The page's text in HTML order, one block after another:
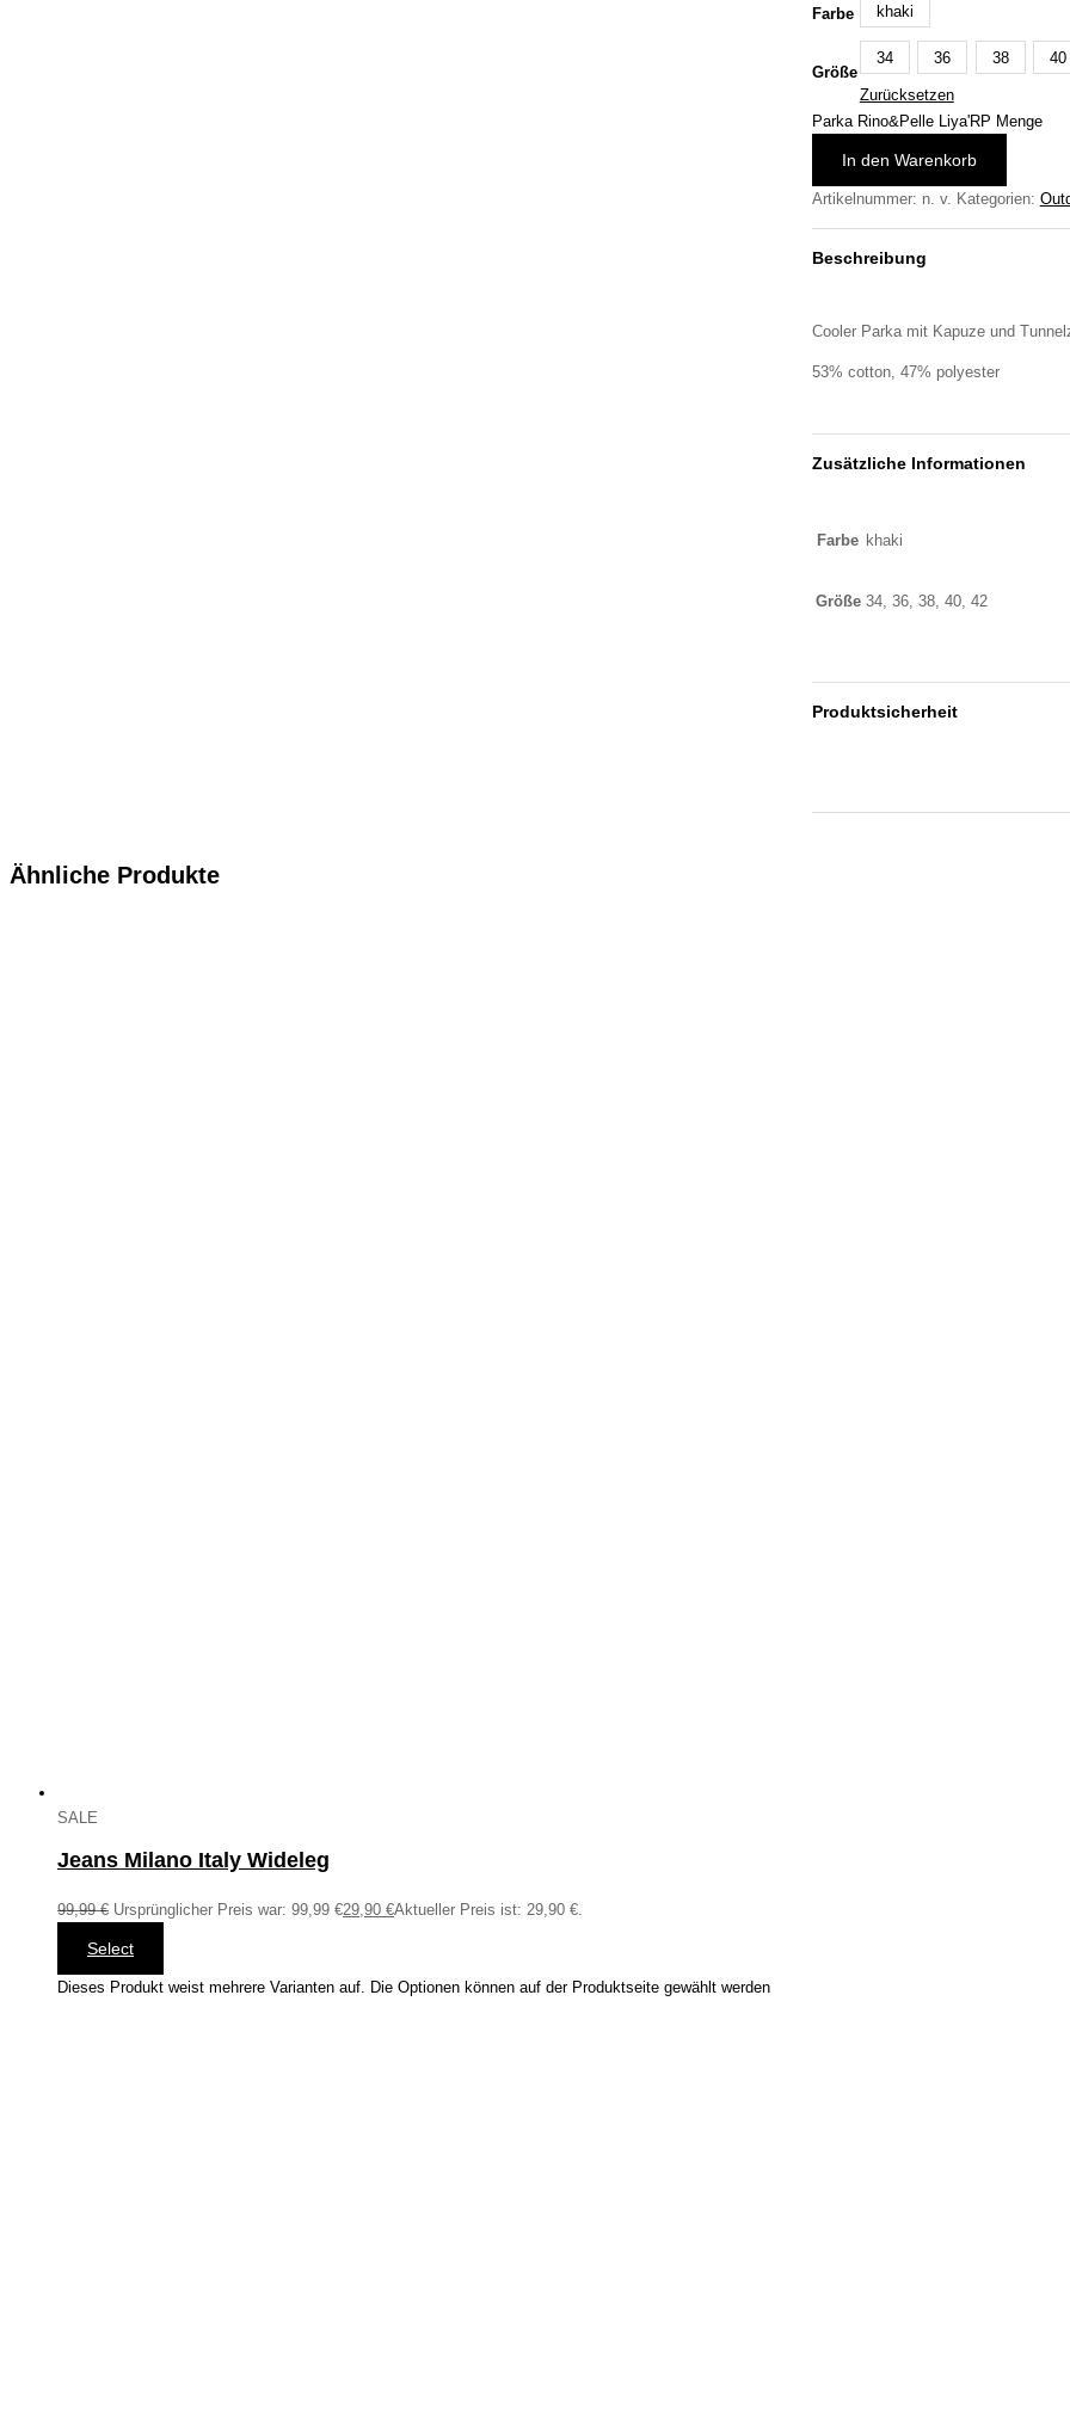
Farbe khaki
Größe
34 36 38 40
Zurücksetzen
Parka Rino&Pelle Liya'RP Menge
In den Warenkorb
Artikelnummer: n. v. Kategorien:
Beschreibung
Cooler Parka mit Kapuze und
53% cotton, 47% polyester
Zusätzliche Informationen
Farbe khaki
Größe 34, 36, 38, 40, 42
Produktsicherheit
Ähnliche Produkte
SALE
Jeans Milano Italy Wideleg
99,99€ Ursprünglicher Preis war: 99,99 €29,90 €Aktueller Preis ist: 29,90 €.
Select
Dieses Produkt weist mehrere Varianten auf. Die Optionen können auf der Produktseite gewählt werden